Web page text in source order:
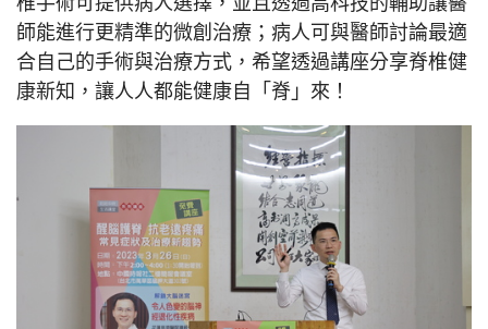
師能進行更精準的微創治療；病人可與醫師討論最適
合自己的手術與治療方式，希望透過講座分享脊椎健
康新知，讓人人都能健康自「脊」來！